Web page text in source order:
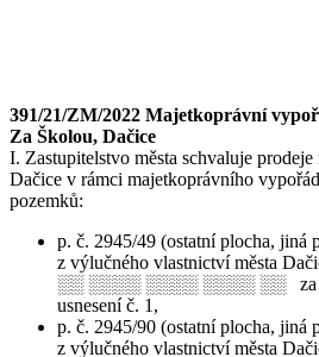
391/21/ZM/2022 Majetkoprávní
Za Školou, Dačice
I. Zastupitelstvo města schvaluje
Dačice v rámci majetkoprávního
pozemků:
p. č. 2945/49 (ostatní plocha, jiná
z výlučného vlastnictví města
░░ ░░░░ ░░░░ ░░░░ ░░ za
usnesení č. 1,
p. č. 2945/90 (ostatní plocha, jiná
z výlučného vlastnictví města